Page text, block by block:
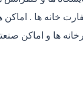
خانه ها .
ها و اماکن